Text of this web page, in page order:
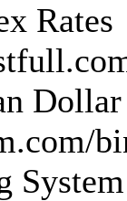
Rates
System